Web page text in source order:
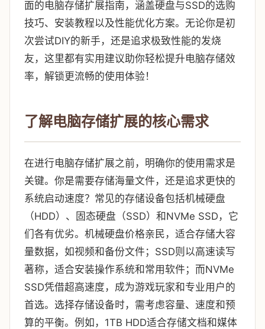
面的电脑存储扩展指南，涵盖硬盘与SSD的选购
技巧、安装教程以及性能优化方案。无论你是初
次尝试DIY的新手，还是追求极致性能的发烧
友，这里都有实用建议助你轻松提升电脑存储效
率，解锁更流畅的使用体验！
了解电脑存储扩展的核心需求
在进行电脑存储扩展之前，明确你的使用需求是
关键。你是需要存储海量文件，还是追求更快的
系统启动速度？常见的存储设备包括机械硬盘
（HDD）、固态硬盘（SSD）和NVMe SSD，它
们各有优劣。机械硬盘价格亲民，适合存储大容
量数据，如视频和备份文件；SSD则以高速读写
著称，适合安装操作系统和常用软件；而NVMe
SSD凭借超高速度，成为游戏玩家和专业用户的
首选。选择存储设备时，需考虑容量、速度和预
算的平衡。例如，1TB HDD适合存储文档和媒体